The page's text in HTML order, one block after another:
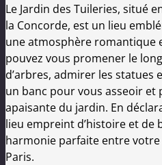
Le Jardin des Tuileries, situé
la Concorde, est un lieu
une atmosphère romantique
pouvez vous promener le
d’arbres, admirer les
un banc pour vous asseoir et
apaisante du jardin. En
lieu empreint d’histoire et de
harmonie parfaite entre
Paris.